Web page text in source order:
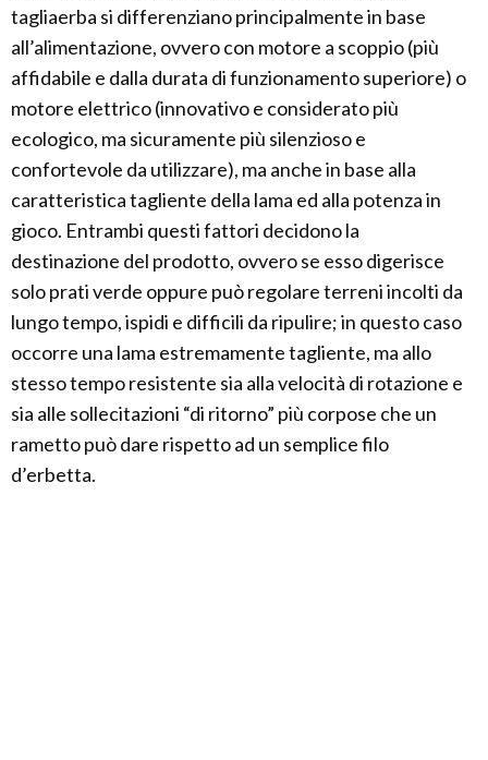
tagliaerba si differenziano principalmente in base
all’alimentazione, ovvero con motore a scoppio (più
affidabile e dalla durata di funzionamento superiore) o
motore elettrico (innovativo e considerato più
ecologico, ma sicuramente più silenzioso e
confortevole da utilizzare), ma anche in base alla
caratteristica tagliente della lama ed alla potenza in
gioco. Entrambi questi fattori decidono la
destinazione del prodotto, ovvero se esso digerisce
solo prati verde oppure può regolare terreni incolti da
lungo tempo, ispidi e difficili da ripulire; in questo caso
occorre una lama estremamente tagliente, ma allo
stesso tempo resistente sia alla velocità di rotazione e
sia alle sollecitazioni “di ritorno” più corpose che un
rametto può dare rispetto ad un semplice filo
d’erbetta.